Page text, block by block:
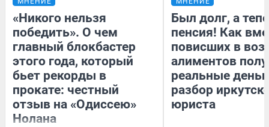
«Никого нельзя
победить». О чем
главный блокбастер
этого года, который
бьет рекорды в
прокате: честный
отзыв на «Одиссею»
Нолана
Был долг, а
пенсия! Как
повисших в
алиментов
реальные
разбор
юриста